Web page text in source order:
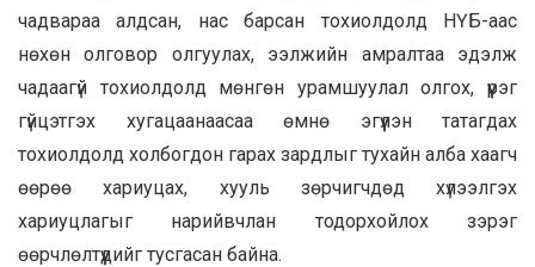
чадвараа алдсан, нас барсан тохиолдолд НҮБ-аас
нөхөн олговор олгуулах, ээлжийн амралтаа эдэлж
чадаагүй тохиолдолд мөнгөн урамшуулал олгох, үүрэг
гүйцэтгэх хугацаанаасаа өмнө эгүүлэн татагдах
тохиолдолд холбогдон гарах зардлыг тухайн алба хаагч
өөрөө хариуцах, хууль зөрчигчдөд хүлээлгэх
хариуцлагыг нарийвчлан тодорхойлох зэрэг
өөрчлөлтүүдийг тусгасан байна.